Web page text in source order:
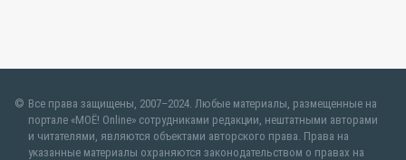
Все права защищены, 2007–2024. Любые материалы, размещенные на
портале «МОЁ! Online» сотрудниками редакции, нештатными авторами
и читателями, являются объектами авторского права. Права на
указанные материалы охраняются законодательством о правах на